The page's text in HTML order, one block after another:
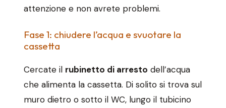
attenzione e non avrete problemi.
Fase 1: chiudere l’acqua e svuotare la
cassetta
Cercate il rubinetto di arresto dell’acqua
che alimenta la cassetta. Di solito si trova sul
muro dietro o sotto il WC, lungo il tubicino